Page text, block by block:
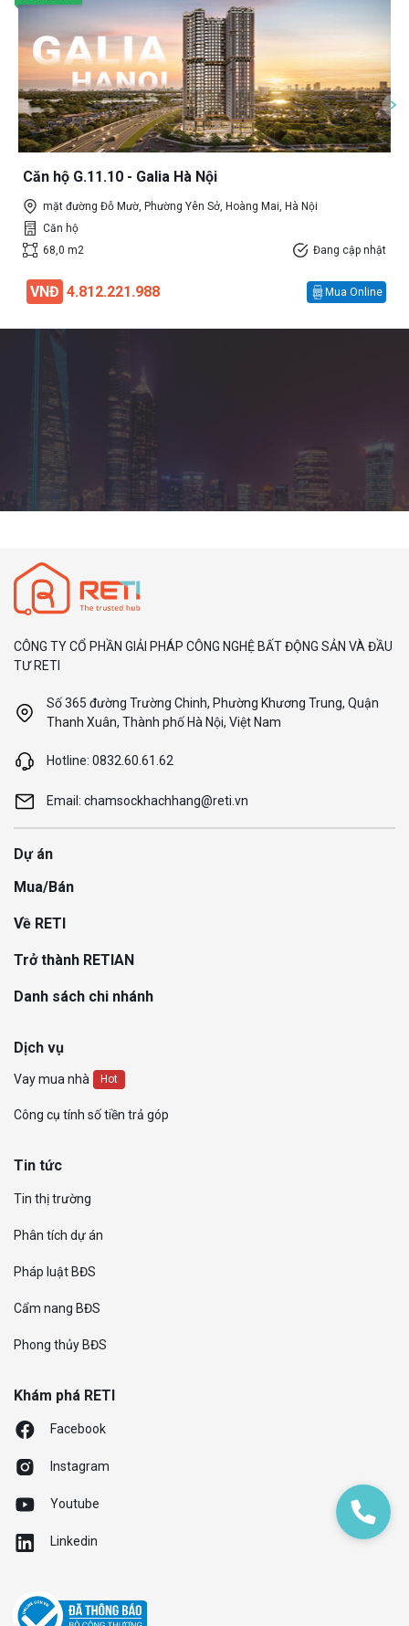
Căn hộ G.11.10 - Galia Hà Nội
mặt đường Đỗ Mườ, Phường Yên Sở, Hoàng Mai, Hà Nội
Căn hộ
68,0 m2
Đang cập nhật
VNĐ 4.812.221.988 Mua Online
CÔNG TY CỔ PHẦN GIẢI PHÁP CÔNG NGHỆ BẤT ĐỘNG SẢN VÀ ĐẦU
TƯ RETI
Số 365 đường Trường Chinh, Phường Khương Trung, Quận
Thanh Xuân, Thành phố Hà Nội, Việt Nam
Hotline: 0832.60.61.62
Email: chamsockhachhang@reti.vn
Dự án
Mua/Bán
Về RETI
Trở thành RETIAN
Danh sách chi nhánh
Dịch vụ
Vay mua nhà Hot
Công cụ tính số tiền trả góp
Tin tức
Tin thị trường
Phân tích dự án
Pháp luật BĐS
Cẩm nang BĐS
Phong thủy BĐS
Khám phá RETI
Facebook
Instagram
Youtube
Linkedin